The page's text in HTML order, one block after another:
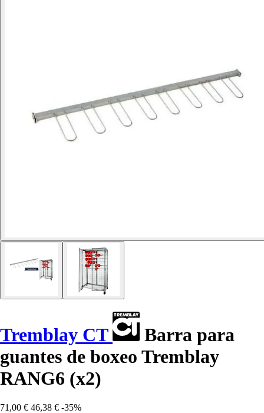
Tremblay CT
Barra para
guantes de boxeo Tremblay
RANG6 (x2)
71,00 € 46,38 € -35%